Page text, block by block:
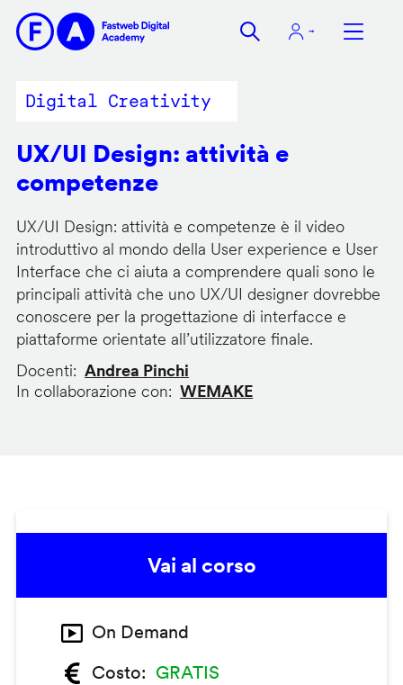
contenuto
Digital Creativity
UX/UI Design: attività e
competenze
UX/UI Design: attività e competenze è il video
introduttivo al mondo della User experience e User
Interface che ci aiuta a comprendere quali sono le
principali attività che uno UX/UI designer dovrebbe
conoscere per la progettazione di interfacce e
piattaforme orientate all’utilizzatore finale.
Docenti
Andrea Pinchi
In collaborazione con
WEMAKE
Vai al corso
On Demand
Costo
GRATIS